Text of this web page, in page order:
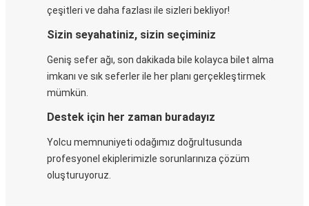
çeşitleri ve daha fazlası ile sizleri bekliyor!
Sizin seyahatiniz, sizin seçiminiz
Geniş sefer ağı, son dakikada bile kolayca bilet alma
imkanı ve sık seferler ile her planı gerçekleştirmek
mümkün.
Destek için her zaman buradayız
Yolcu memnuniyeti odağımız doğrultusunda
profesyonel ekiplerimizle sorunlarınıza çözüm
oluşturuyoruz.